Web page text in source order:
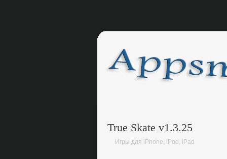
True Skate v1.3.25
Игры для iPhone, iPod, iPad